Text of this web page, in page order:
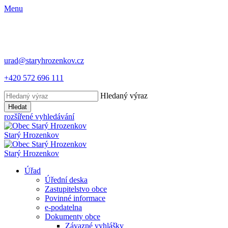
Menu
urad@staryhrozenkov.cz
+420 572 696 111
Hledaný výraz
Hledat
rozšířené vyhledávání
Starý Hrozenkov
Starý Hrozenkov
Úřad
Úřední deska
Zastupitelstvo obce
Povinné informace
e-podatelna
Dokumenty obce
Závazné vyhlášky